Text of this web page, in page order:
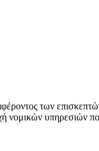
των
νομικών υπηρεσιών